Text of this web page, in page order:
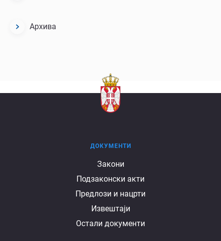
Архива
ДОКУМЕНТИ
Закони
Подзаконски акти
Предлози и нацрти
Извештаји
Остали документи